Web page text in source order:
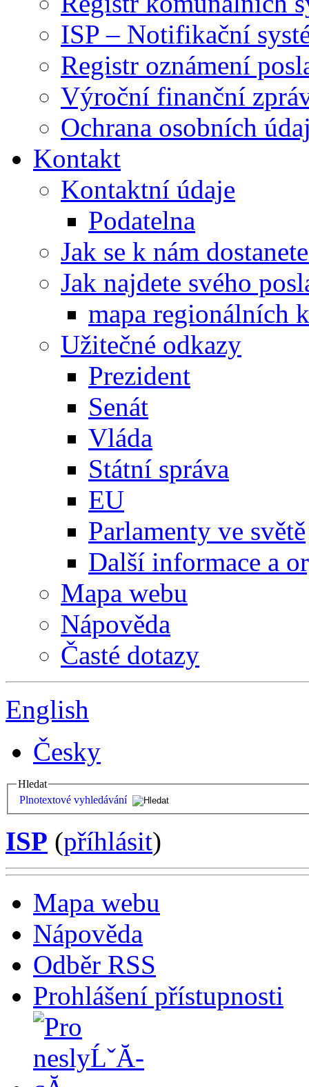
ISP – Notifikační
Registr oznámení
Výroční finanční
Ochrana osobních
Kontakt
Kontaktní údaje
Podatelna
Jak se k nám
Jak najdete svého
mapa regionálních
Užitečné odkazy
Prezident
Senát
Vláda
Státní správa
EU
Parlamenty ve světě
Další informace a
Mapa webu
Nápověda
Časté dotazy
English
Česky
Hledat
Plnotextové vyhledávání
ISP (příhlásit)
Mapa webu
Nápověda
Odběr RSS
Prohlášení přístupnosti